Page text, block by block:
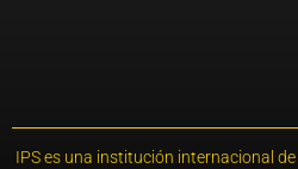
IPS es una institución internacional